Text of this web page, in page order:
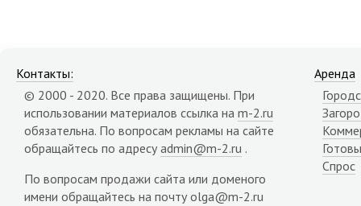
Контакты:
© 2000 - 2020. Все права защищены. При
использовании материалов ссылка на m-2.ru
обязательна. По вопросам рекламы на сайте
обращайтесь по адресу admin@m-2.ru .
По вопросам продажи сайта или доменого
имени обращайтесь на почту olga@m-2.ru
Аренда
Спрос